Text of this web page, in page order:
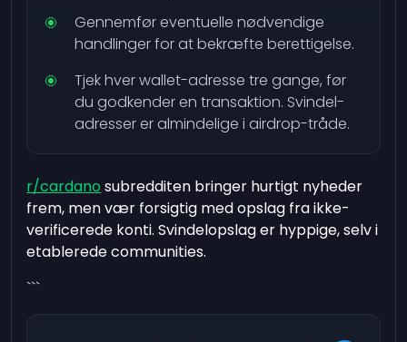
Gennemfør eventuelle nødvendige
handlinger for at bekræfte berettigelse.
Tjek hver wallet-adresse tre gange, før
du godkender en transaktion. Svindel-
adresser er almindelige i airdrop-tråde.
r/cardano subredditen bringer hurtigt nyheder
frem, men vær forsigtig med opslag fra ikke-
verificerede konti. Svindelopslag er hyppige, selv i
etablerede communities.
```